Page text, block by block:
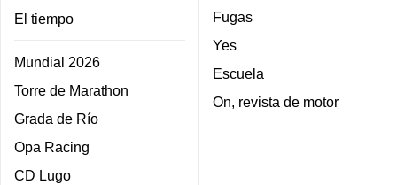
El tiempo
Mundial 2026
Torre de Marathon
Grada de Río
Opa Racing
CD Lugo
Fugas
Yes
Escuela
On, revista de motor